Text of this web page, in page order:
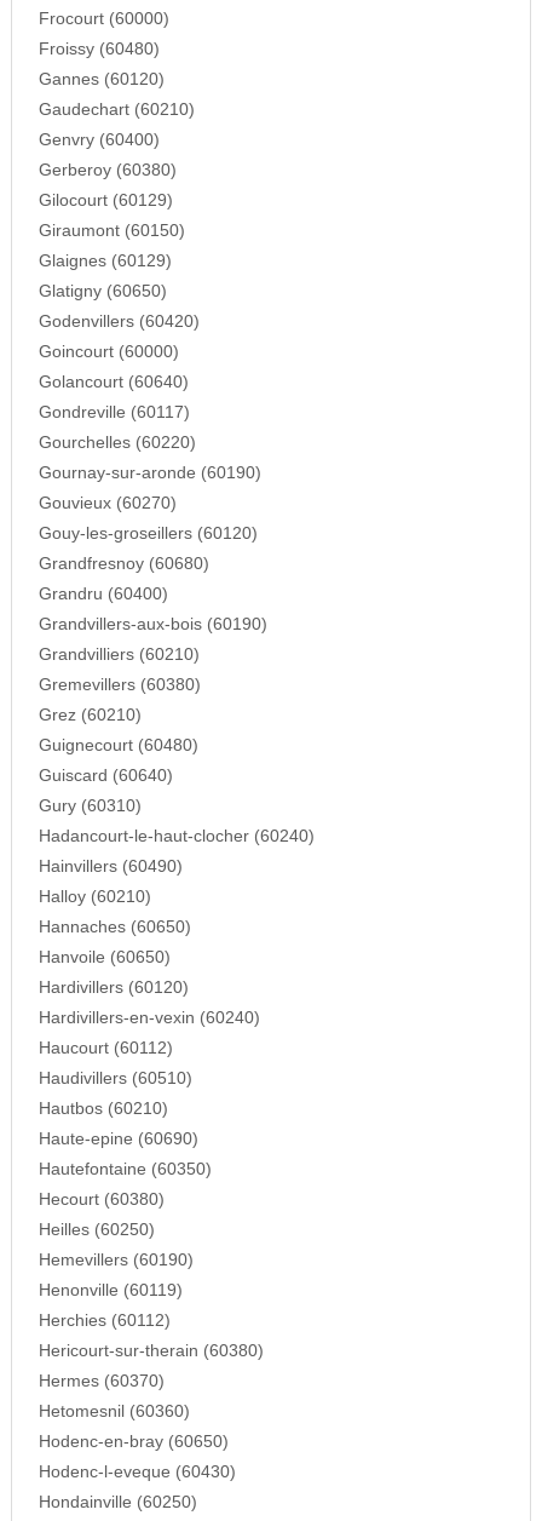
Frocourt (60000)
Froissy (60480)
Gannes (60120)
Gaudechart (60210)
Genvry (60400)
Gerberoy (60380)
Gilocourt (60129)
Giraumont (60150)
Glaignes (60129)
Glatigny (60650)
Godenvillers (60420)
Goincourt (60000)
Golancourt (60640)
Gondreville (60117)
Gourchelles (60220)
Gournay-sur-aronde (60190)
Gouvieux (60270)
Gouy-les-groseillers (60120)
Grandfresnoy (60680)
Grandru (60400)
Grandvillers-aux-bois (60190)
Grandvilliers (60210)
Gremevillers (60380)
Grez (60210)
Guignecourt (60480)
Guiscard (60640)
Gury (60310)
Hadancourt-le-haut-clocher (60240)
Hainvillers (60490)
Halloy (60210)
Hannaches (60650)
Hanvoile (60650)
Hardivillers (60120)
Hardivillers-en-vexin (60240)
Haucourt (60112)
Haudivillers (60510)
Hautbos (60210)
Haute-epine (60690)
Hautefontaine (60350)
Hecourt (60380)
Heilles (60250)
Hemevillers (60190)
Henonville (60119)
Herchies (60112)
Hericourt-sur-therain (60380)
Hermes (60370)
Hetomesnil (60360)
Hodenc-en-bray (60650)
Hodenc-l-eveque (60430)
Hondainville (60250)